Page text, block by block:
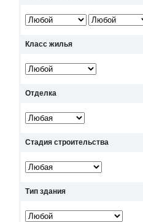
Класс жилья
Отделка
Стадия строительства
Тип здания